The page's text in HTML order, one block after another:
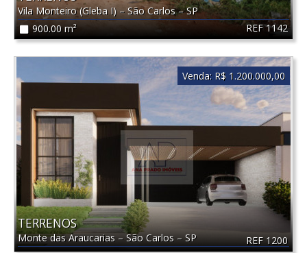
REF 1142
Vila Monteiro (Gleba I) –São Carlos–SP
900.00 m²
REF 1200
TERRENOS
Monte das Araucarias – São Carlos–SP
Venda: R$ 1.200.000,00